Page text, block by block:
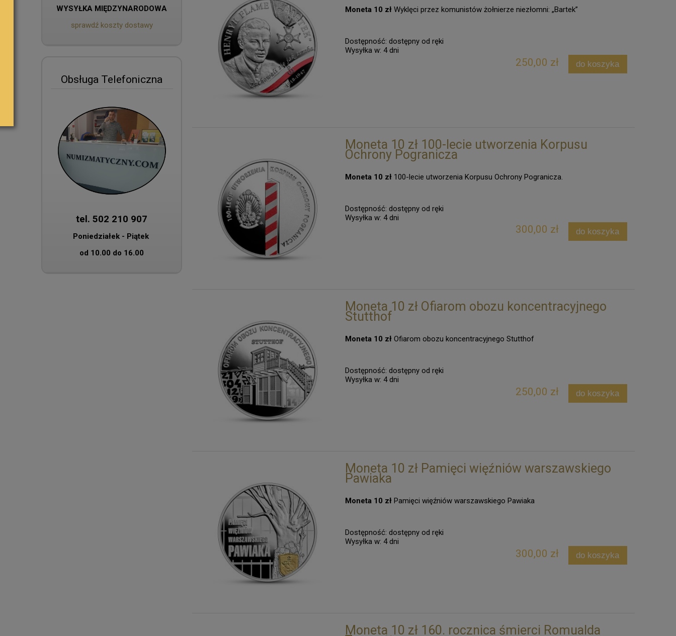
WYSYŁKA MIĘDZYNARODOWA
sprawdź koszty dostawy
Obsługa Telefoniczna
tel. 502 210 907
Poniedziałek - Piątek
od 10.00 do 16.00
Moneta 10 złWyklęci przez komunistów żołnierze niezłomni: „Bartek”
Dostępność: dostępny od ręki
Wysyłka w: 4 dni
250,00 zł do koszyka
Moneta 10 zł 100-lecie utworzenia Korpusu
Ochrony Pogranicza
Moneta 10 zł 100-lecie utworzenia Korpusu Ochrony Pogranicza.
Dostępność: dostępny od ręki
Wysyłka w: 4 dni
300,00 zł do koszyka
Moneta 10 zł Ofiarom obozu koncentracyjnego
Stutthof
Moneta 10 zł Ofiarom obozu koncentracyjnego Stutthof
Dostępność: dostępny od ręki
Wysyłka w: 4 dni
250,00 zł do koszyka
Moneta 10 zł Pamięci więźniów warszawskiego
Pawiaka
Moneta 10 zł Pamięci więźniów warszawskiego Pawiaka
Dostępność: dostępny od ręki
Wysyłka w: 4 dni
300,00 zł do koszyka
Moneta 10 zł 160. rocznica śmierci Romualda